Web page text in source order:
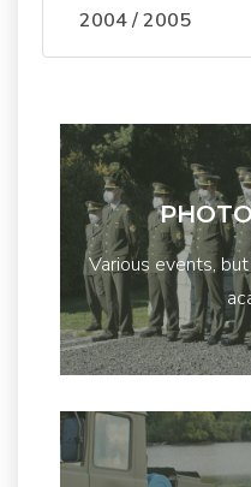
2004 / 2005
Various events,